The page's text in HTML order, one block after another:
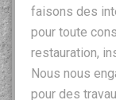
faisons des
pour toute
restauration,
Nous nous
pour des